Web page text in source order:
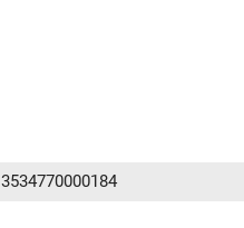
3534770000184